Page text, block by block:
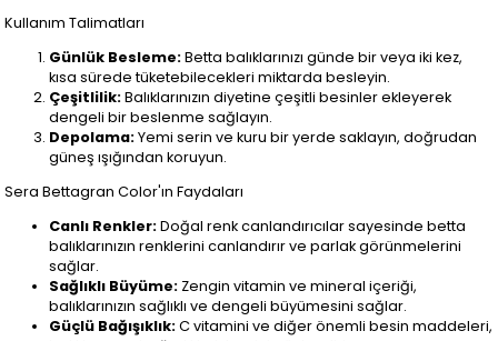
Kullanım Talimatları
Günlük Besleme:Betta balıklarınızı günde bir veya iki kez,
kısa sürede tüketebilecekleri miktarda besleyin.
Çeşitlilik:Balıklarınızın diyetine çeşitli besinler ekleyerek
dengeli bir beslenme sağlayın.
Depolama:Yemi serin ve kuru bir yerde saklayın, doğrudan
güneş ışığından koruyun.
Sera Bettagran Color'ın Faydaları
Canlı Renkler:Doğal renk canlandırıcılar sayesinde betta
balıklarınızın renklerini canlandırır ve parlak görünmelerini
sağlar.
Sağlıklı Büyüme: Zengin vitamin ve mineral içeriği,
balıklarınızın sağlıklı ve dengeli büyümesini sağlar.
Güçlü Bağışıklık:C vitamini ve diğer önemli besin maddeleri,